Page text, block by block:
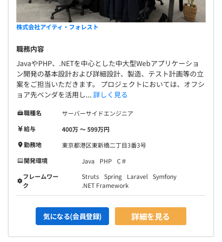
株式会社アイティ・フォレスト
職務内容
JavaやPHP、.NETを中心とした中大型Webアプリケーショ
ン開発の基本設計および詳細設計、製造、テスト計画等の立
案をご担当いただきます。 プロジェクトにおいては、オフシ
ョア先ベンダを活用し... 詳しく見る
職種名
サーバーサイドエンジニア
給与
400万 〜 599万円
勤務地
東京都港区東新橋二丁目3番3号
開発環境
Java PHP
C＃
フレームワー
ク
Struts Spring Laravel Symfony
.NET Framework
気になる(会員登録) 詳細を見る